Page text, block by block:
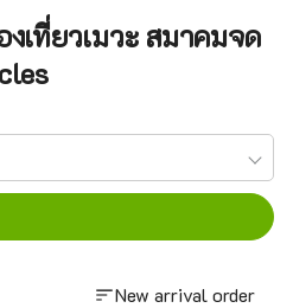
เที่ยวเมวะ สมาคมจด
New arrival order